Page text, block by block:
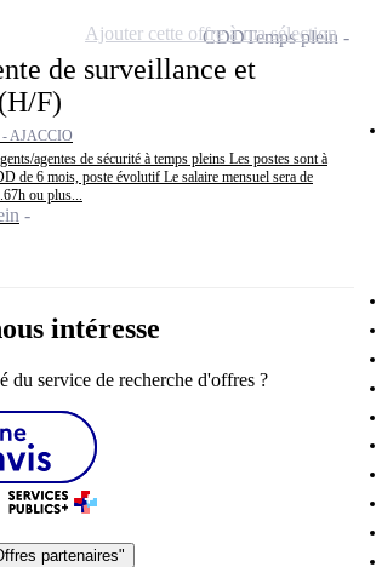
de surveillance et
F)
- AJACCIO
agentes de sécurité à temps pleins Les postes sont à
de 6 mois, poste évolutif Le salaire mensuel sera de
ou plus...
CDDTemps plein
Ajouter cette offre à ma sélection
intéresse
du service de recherche d'offres ?
partenaires"